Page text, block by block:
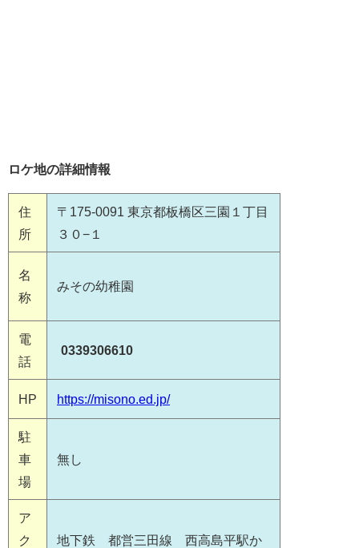
ロケ地の詳細情報
住
所
〒175-0091 東京都板橋区三園１丁目
３０−１
名
称
みその幼稚園
電
話
0339306610
HP https://misono.ed.jp/
駐
車
場
無し
ア
ク
地下鉄 都営三田線 西高島平駅か